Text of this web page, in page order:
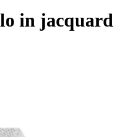
in jacquard